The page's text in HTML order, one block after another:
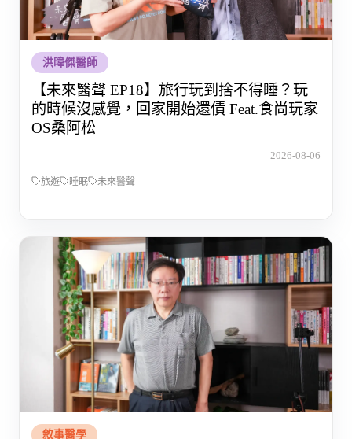
洪暐傑醫師
【未來醫聲 EP18】旅行玩到捨不得睡？玩
的時候沒感覺，回家開始還債 Feat.食尚玩家
OS桑阿松
2026-08-06
旅遊 睡眠 未來醫聲
敘事醫學